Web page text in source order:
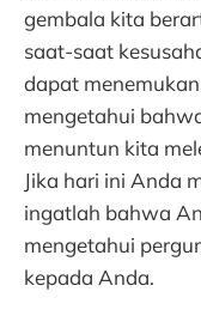
gembala kita
saat-saat
dapat
mengetahui
menuntun kita
Jika hari ini Anda
ingatlah bahwa
mengetahui
kepada Anda.